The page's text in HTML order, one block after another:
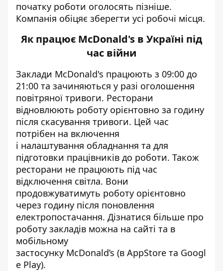
початку роботи оголосять пізніше.
Компанія обіцяє зберегти усі робочі місця.
Як працює McDonald's в Україні під
час війни
Заклади McDonald's працюють з 09:00 до
21:00 та зачиняються у разі оголошення
повітряної тривоги. Ресторани
відновлюють роботу орієнтовно за годину
після скасування тривоги. Цей час
потрібен на включення
і налаштування обладнання та для
підготовки працівників до роботи. Також
ресторани не працюють під час
відключення світла. Вони
продовжуватимуть роботу орієнтовно
через годину після поновлення
електропостачання. Дізнатися більше про
роботу закладів можна на сайті та в
мобільному
застосунку McDonald’s (в AppStore та Googl
e Play).